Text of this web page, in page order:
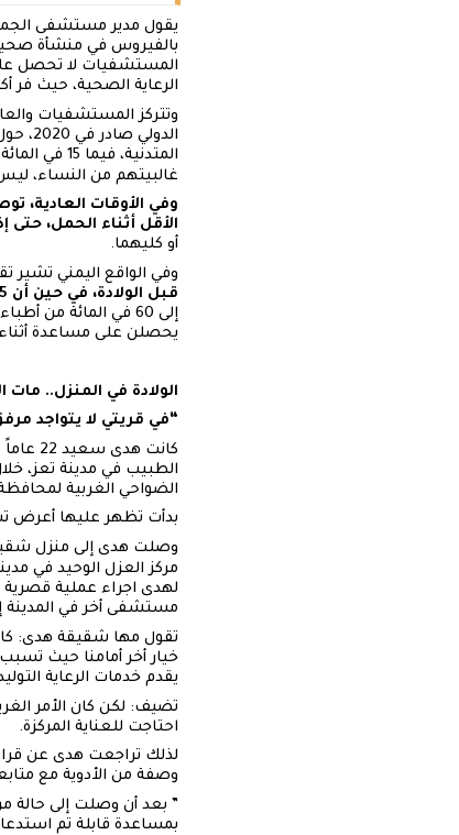
يقول مدير مستشفى
بالفيروس في منشأة
المستشفيات لا تحصل
الرعاية الصحية، حيث فر أكثر من 50٪ من مقدمي الرعاية الصحية من البلاد بسبب الحرب الأهلية التي
وتتركز المستشفيات
غالبيتهم من النساء،
وفي الأوقات
الأقل أثناء الحمل،
أو كليهما.
وفي الواقع اليمني تشير
قبل الولادة، في حين أن 25 في المائة فقط لديهن من ثلاث إلى أربع زيارات أو أكثر
يحصلن على مساعدة أثناء
الولادة في المنزل.. مات
“في قريتي لا يتواجد
الطبيب في مدينة تعز،
الضواحي الغربية
بدأت تظهر عليها أعرض
وصلت هدى إلى منزل
مركز العزل الوحيد في
لهدى اجراء عملية
مستشفى أخر في المدينة
تقول مها شقيقة هدى:
خيار أخر أمامنا حيث
يقدم خدمات الرعاية
تضيف: لكن كان الأمر
احتاجت للعناية المركزة.
لذلك تراجعت هدى عن
وصفة من الأدوية مع
” بعد أن وصلت إلى حالة
بمساعدة قابلة تم